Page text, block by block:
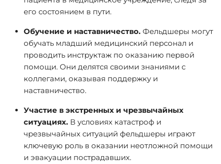
его состоянием в пути.
Обучение и наставничество. Фельдшеры могут
обучать младший медицинский персонал и
проводить инструктаж по оказанию первой
помощи. Они делятся своими знаниями с
коллегами, оказывая поддержку и
наставничество.
Участие в экстренных и чрезвычайных
ситуациях. В условиях катастроф и
чрезвычайных ситуаций фельдшеры играют
ключевую роль в оказании неотложной помощи
и эвакуации пострадавших.